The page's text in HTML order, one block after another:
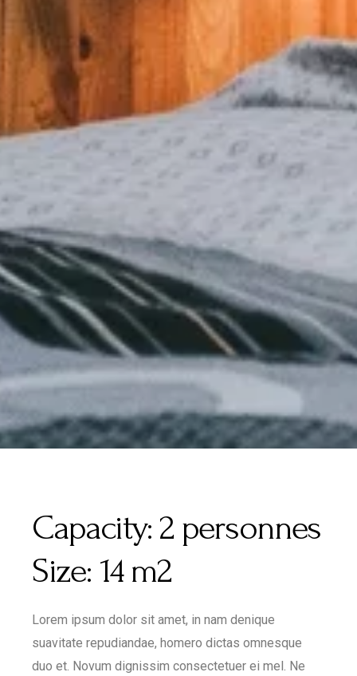
Capacity: 2 personnes
Size: 14 m2
Lorem ipsum dolor sit amet, in nam denique
suavitate repudiandae, homero dictas omnesque
duo et. Novum dignissim consectetuer ei mel. Ne